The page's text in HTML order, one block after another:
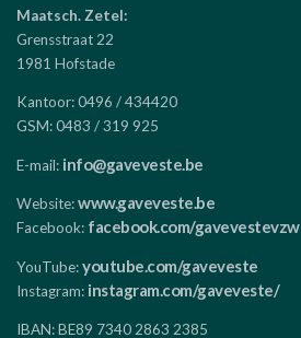
Maatsch. Zetel:
Grensstraat 22
1981 Hofstade
Kantoor: 0496 / 434420
GSM: 0483 / 319 925
E-mail: info@gaveveste.be
Website:www.gaveveste.be
Facebook: facebook.com/gavevestevzw
YouTube:youtube.com/gaveveste
Instagram: instagram.com/gaveveste/
IBAN: BE89 7340 2863 2385